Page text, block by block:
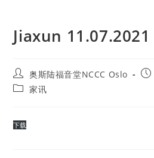
Jiaxun 11.07.2021
Post
author:
奥斯陆福音堂NCCC Oslo
Post家讯
下载